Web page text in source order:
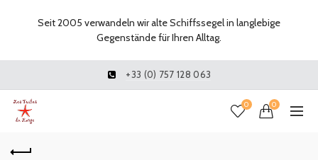
+33 (0) 757 128 063
0 0
Seit 2005 verwandeln wir alte Schiffssegel in langlebige
Gegenstände für Ihren Alltag.